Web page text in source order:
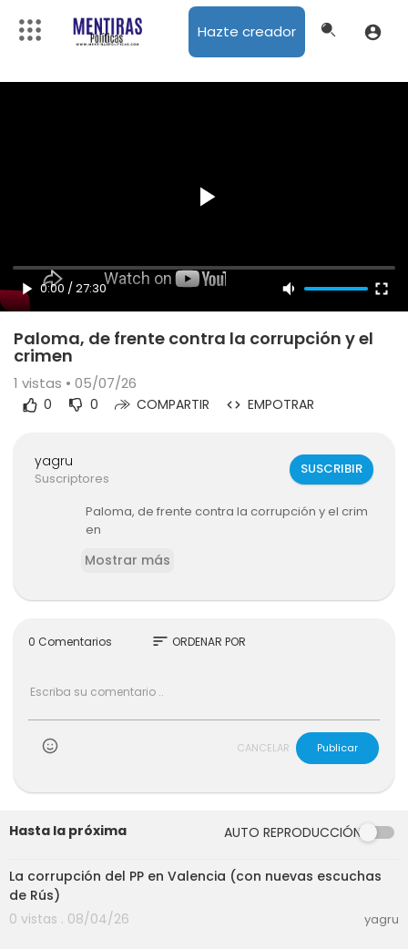
Hazte creador
0:00 /27:30
Paloma, de frente contra la corrupción y el
crimen
1 vistas • 05/07/26
0 0 COMPARTIR EMPOTRAR
yagru
Suscriptores
SUSCRIBIR
Paloma, de frente contra la corrupción y el crim
en
Mostrar más
0 Comentarios sort ORDENAR POR
CANCELAR Publicar
Hasta la próxima AUTO REPRODUCCIÓN
16:33
La corrupción del PP en Valencia (con nuevas escuchas
de Rús)
0 vistas . 08/04/26
yagru